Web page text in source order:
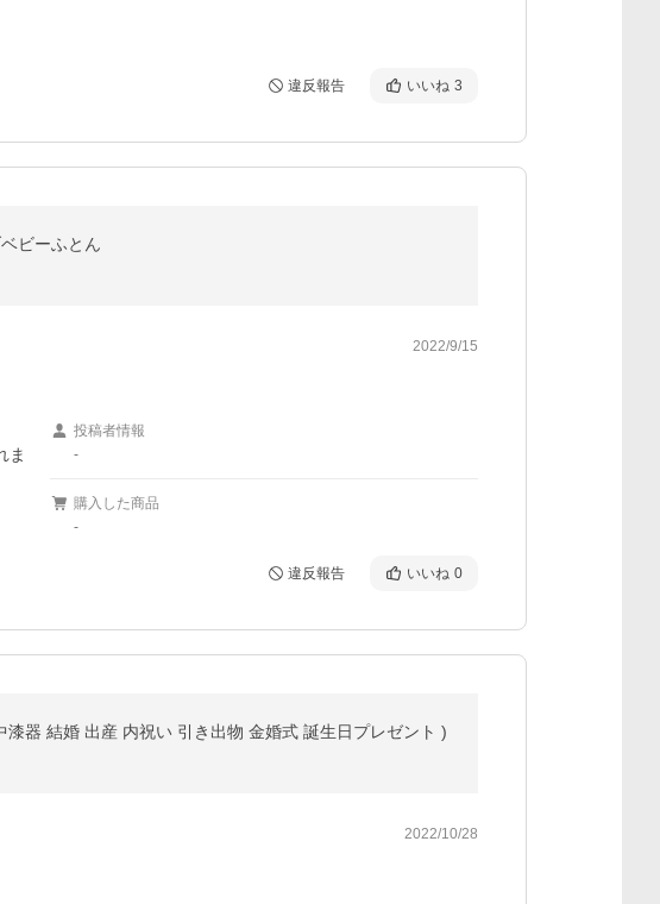
違反報告 いいね 3
ビーふとん
2022/9/15
ま
投稿者情報
-
購入した商品
-
違反報告 いいね 0
器 結婚 出産 内祝い 引き出物 金婚式 誕生日プレゼント )
2022/10/28